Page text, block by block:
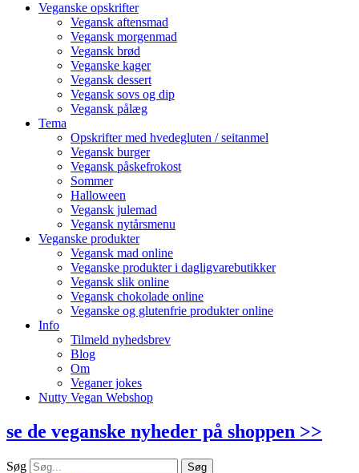
Veganske opskrifter
Vegansk aftensmad
Vegansk morgenmad
Vegansk brød
Veganske kager
Vegansk dessert
Vegansk sovs og dip
Vegansk pålæg
Tema
Opskrifter med hvedegluten / seitanmel
Vegansk burger
Vegansk påskefrokost
Sommer
Halloween
Vegansk julemad
Vegansk nytårsmenu
Veganske produkter
Vegansk mad online
Veganske produkter i dagligvarebutikker
Vegansk slik online
Vegansk chokolade online
Veganske og glutenfrie produkter online
Info
Tilmeld nyhedsbrev
Blog
Om
Veganer jokes
Nutty Vegan Webshop
se de veganske nyheder på shoppen >>
Søg Søg